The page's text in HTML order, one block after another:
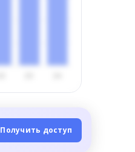
Получить доступ